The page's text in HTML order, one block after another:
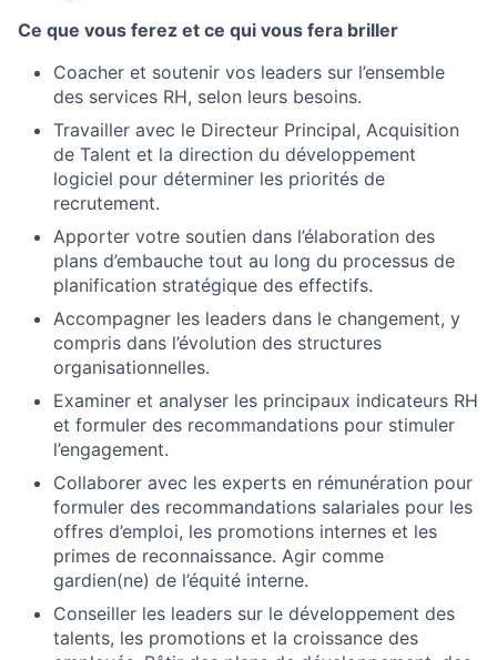
Ce que vous ferez et ce qui vous fera briller
Coacher et soutenir vos leaders sur l’ensemble
des services RH, selon leurs besoins.
Travailler avec le Directeur Principal, Acquisition
de Talent et la direction du développement
logiciel pour déterminer les priorités de
recrutement.
Apporter votre soutien dans l’élaboration des
plans d’embauche tout au long du processus de
planification stratégique des effectifs.
Accompagner les leaders dans le changement, y
compris dans l’évolution des structures
organisationnelles.
Examiner et analyser les principaux indicateurs RH
et formuler des recommandations pour stimuler
l’engagement.
Collaborer avec les experts en rémunération pour
formuler des recommandations salariales pour les
offres d’emploi, les promotions internes et les
primes de reconnaissance. Agir comme
gardien(ne) de l’équité interne.
Conseiller les leaders sur le développement des
talents, les promotions et la croissance des